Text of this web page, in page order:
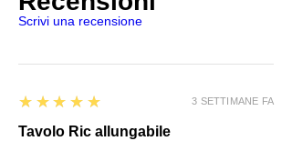
Scrivi una recensione
5
★★★★★
Tavolo Ric allungabile
3 SETTIMANE FA